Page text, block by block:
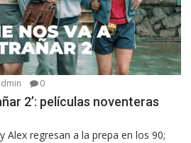
0
2’: películas noventeras
Alex regresan a la prepa en los 90;